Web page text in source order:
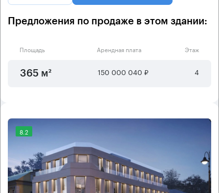
Предложения по продаже в этом здании:
Площадь Арендная плата Этаж
365 м² 150 000 040 ₽ 4
8.2